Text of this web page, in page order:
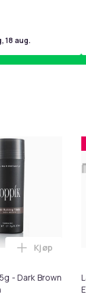
18 aug.
S6 MAXV/S50/
for Dyson V11 i
- Dark Brown
Legg
Kjøp